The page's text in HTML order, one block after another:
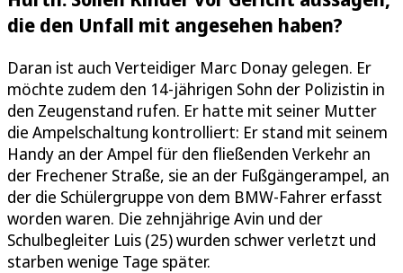
die den Unfall mit angesehen haben?
Daran ist auch Verteidiger Marc Donay gelegen. Er
möchte zudem den 14-jährigen Sohn der Polizistin in
den Zeugenstand rufen. Er hatte mit seiner Mutter
die Ampelschaltung kontrolliert: Er stand mit seinem
Handy an der Ampel für den fließenden Verkehr an
der Frechener Straße, sie an der Fußgängerampel, an
der die Schülergruppe von dem BMW-Fahrer erfasst
worden waren. Die zehnjährige Avin und der
Schulbegleiter Luis (25) wurden schwer verletzt und
starben wenige Tage später.